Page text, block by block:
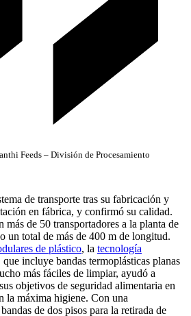
Feeds – División de Procesamiento
de transporte tras su fabricación y
en fábrica, y confirmó su calidad.
más de 50 transportadores a la planta de
un total de más de 400 m de longitud.
de plástico, la tecnología
incluye bandas termoplásticas planas
más fáciles de limpiar, ayudó a
objetivos de seguridad alimentaria en
la máxima higiene. Con una
de dos pisos para la retirada de